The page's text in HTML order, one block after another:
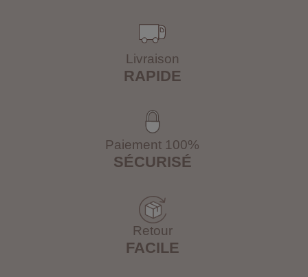
Livraison
RAPIDE
Paiement 100%
SÉCURISÉ
Retour
FACILE